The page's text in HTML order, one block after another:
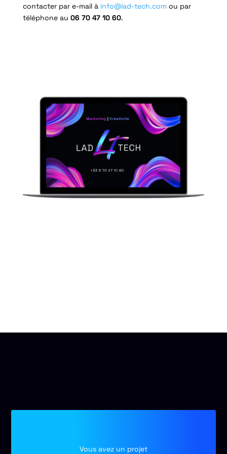
contacter par e-mail à info@lad-tech.com ou par
téléphone au 06 70 47 10 60.
Vous avez un projet